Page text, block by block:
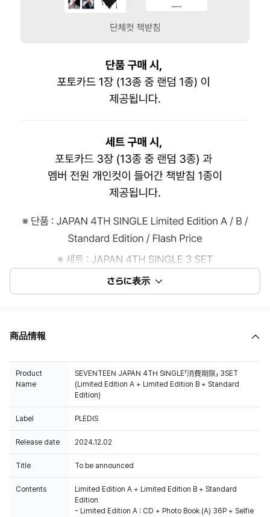
さらに表示
商品情報
Product
Name
SEVENTEEN JAPAN 4TH SINGLE「消費期限」 3SET
(Limited Edition A + Limited Edition B + Standard
Edition)
Label PLEDIS
Release date 2024.12.02
Title To be announced
Contents
Limited Edition A + Limited Edition B + Standard
Edition
- Limited Edition A : CD + Photo Book (A) 36P + Selfie